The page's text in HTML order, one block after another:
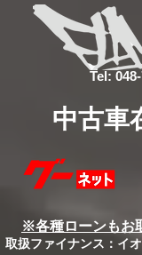
Tel:
中古車
​※各種ローンもお
取扱ファイナンス：イ